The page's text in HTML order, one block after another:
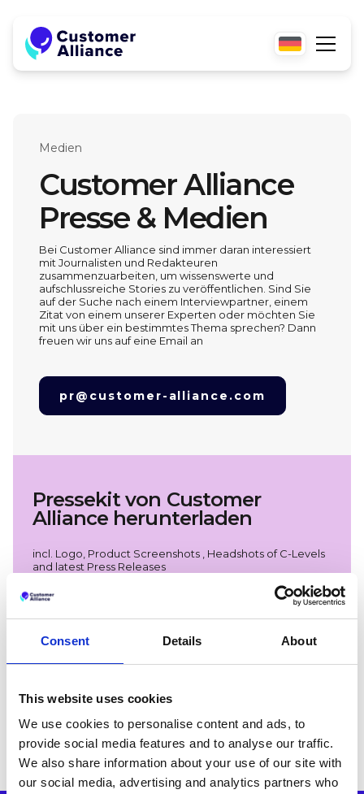
Consent Details About
This website uses cookies
We use cookies to personalise content and ads, to
provide social media features and to analyse our traffic.
We also share information about your use of our site with
our social media, advertising and analytics partners who
Pressekit von Customer
Alliance herunterladen
incl. Logo, Product Screenshots , Headshots of C-Levels
and latest Press Releases
Lassen Sie uns in Kontakt bleiben
Medien
Customer Alliance
Presse & Medien
Bei Customer Alliance sind immer daran interessiert
mit Journalisten und Redakteuren
zusammenzuarbeiten, um wissenswerte und
aufschlussreiche Stories zu veröffentlichen. Sind Sie
auf der Suche nach einem Interviewpartner, einem
Zitat von einem unserer Experten oder möchten Sie
mit uns über ein bestimmtes Thema sprechen? Dann
freuen wir uns auf eine Email an
pr@customer-alliance.com